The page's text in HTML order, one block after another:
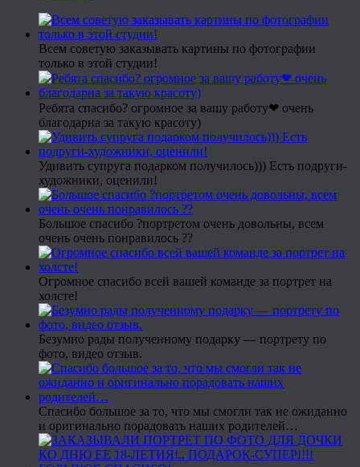
Всем советую заказывать картины по фотографии
только в этой студии!
Ребята спасибо? огромное за вашу работу❤ очень
благодарна за такую красоту)
Удивить супруга подарком получилось))) Есть подруги-
художники, оценили!
Большое спасибо ?портретом очень довольны, всем
очень очень понравилось ??
Огромное спасибо всей вашей команде за портрет на
холсте!
Безумно рады полученному подарку — портрету по
фото, видео отзыв.
Спасибо большое за то, что мы смогли так не ожиданно
и оригинально порадовать наших родителей…